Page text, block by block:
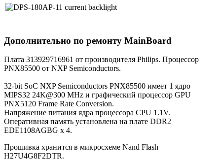
Дополнительно по ремонту MainBoard
Плата 313929716961 от производителя Philips. Процессор
PNX85500 от NXP Semiconductors.
32-bit SoC NXP Semiconductors PNX85500 имеет 1 ядро
MIPS32 24K@300 MHz и графический процессор GPU
PNX5120 Frame Rate Conversion.
Напряжение питания ядра процессора CPU 1.1V.
Оперативная память установлена на плате DDR2
EDE1108AGBG x 4.
Прошивка хранится в микросхеме Nand Flash
H27U4G8F2DTR.